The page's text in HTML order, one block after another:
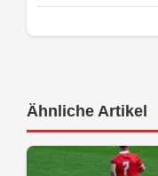
Ähnliche Artikel